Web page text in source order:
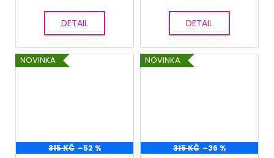
DETAIL DETAIL
NOVINKA
315 KČ –52 %
NOVINKA
315 KČ –36 %